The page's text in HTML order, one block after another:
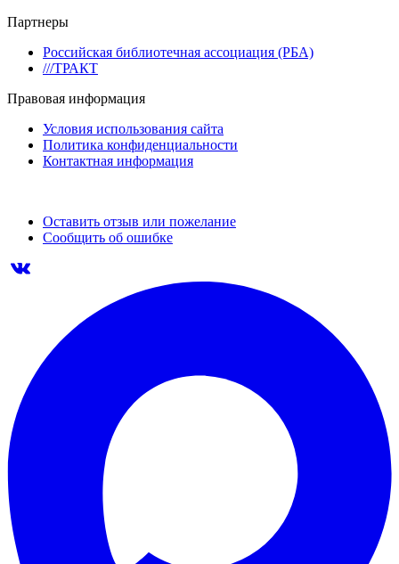
Партнеры
Российская библиотечная ассоциация (РБА)
///ТРАКТ
Правовая информация
Условия использования сайта
Политика конфиденциальности
Контактная информация
Оставить отзыв или пожелание
Сообщить об ошибке